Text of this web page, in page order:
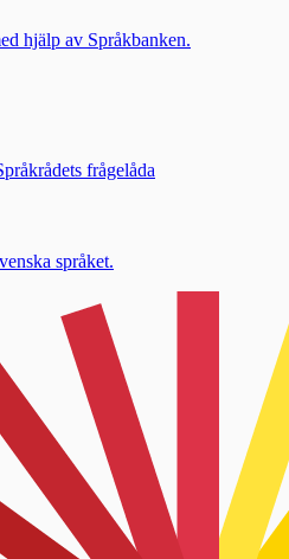
hjälp av Språkbanken.
frågelåda
språket.